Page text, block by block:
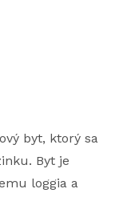
byt, ktorý sa
Byt je
loggia a